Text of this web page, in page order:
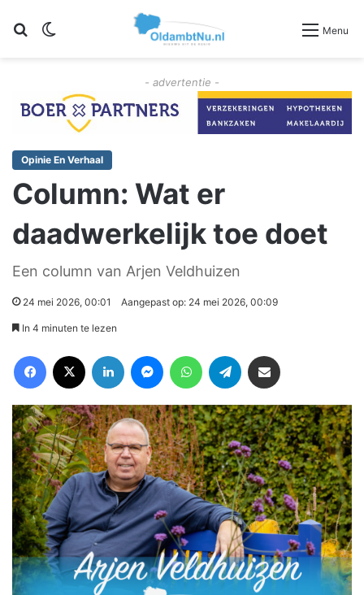
Zoeken Menu
- advertentie -
Opinie En Verhaal
Column: Wat er
daadwerkelijk toe doet
Een column van Arjen Veldhuizen
24 mei 2026, 00:01 Aangepast op: 24 mei 2026, 00:09
In 4 minuten te lezen